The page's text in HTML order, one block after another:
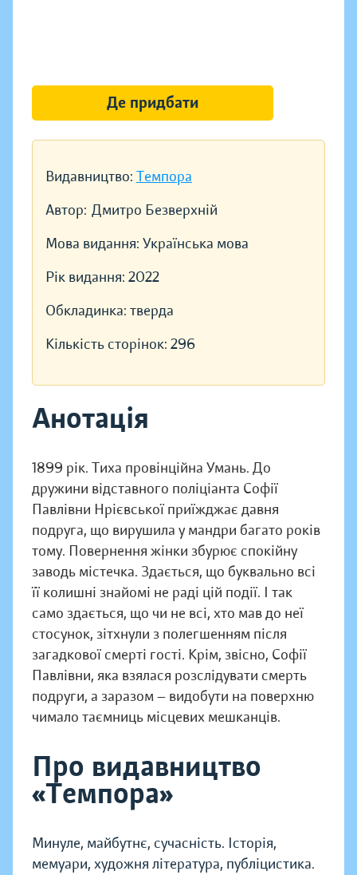
Видавництво: Темпора
Автор: Дмитро Безверхній
Мова видання: Українська мова
Рік видання: 2022
Обкладинка: тверда
Кількість сторінок: 296
Анотація
1899 рік. Тиха провінційна Умань. До
дружини відставного поліціанта Софії
Павлівни Нрієвської приїжджає давня
подруга, що вирушила у мандри багато років
тому. Повернення жінки збурює спокійну
заводь містечка. Здається, що буквально всі
її колишні знайомі не раді цій події. І так
само здається, що чи не всі, хто мав до неї
стосунок, зітхнули з полегшенням після
загадкової смерті гості. Крім, звісно, Софії
Павлівни, яка взялася розслідувати смерть
подруги, а заразом — видобути на поверхню
чимало таємниць місцевих мешканців.
Про видавництво
«Темпора»
Минуле, майбутнє, сучасність. Історія,
мемуари, художня література, публіцистика.
Де придбати